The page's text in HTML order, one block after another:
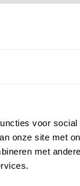
voor
onze site met
met